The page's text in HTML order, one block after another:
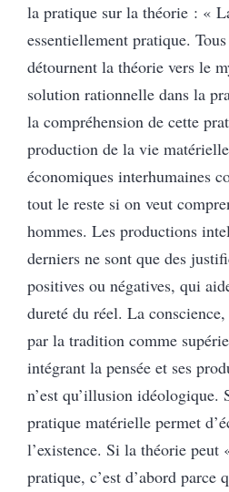
la pratique sur la théorie : «
essentiellement pratique.
détournent la théorie vers le
solution rationnelle dans la
la compréhension de cette
production de la vie
économiques interhumaines
tout le reste si on veut
hommes. Les productions
derniers ne sont que des
positives ou négatives, qui
dureté du réel. La
par la tradition comme
intégrant la pensée et ses
n’est qu’illusion idéologique.
pratique matérielle permet
l’existence. Si la théorie peut
pratique, c’est d’abord parce